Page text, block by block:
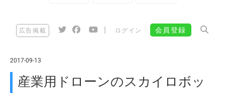
広告掲載 ログイン 会員登録
2017-09-13
産業用ドローンのスカイロボッ